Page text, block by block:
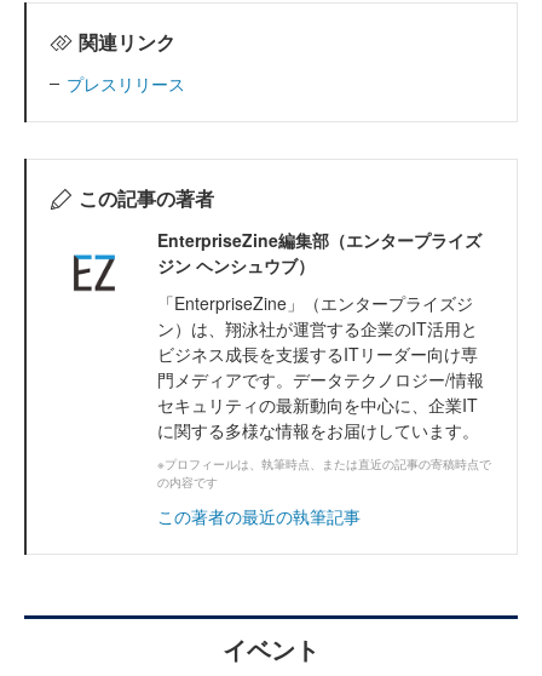
関連リンク
プレスリリース
この記事の著者
EnterpriseZine編集部（エンタープライズ
ジン ヘンシュウブ）
「EnterpriseZine」（エンタープライズジ
ン）は、翔泳社が運営する企業のIT活用と
ビジネス成長を支援するITリーダー向け専
門メディアです。データテクノロジー/情報
セキュリティの最新動向を中心に、企業IT
に関する多様な情報をお届けしています。
※プロフィールは、執筆時点、または直近の記事の寄稿時点で
の内容です
この著者の最近の執筆記事
イベント